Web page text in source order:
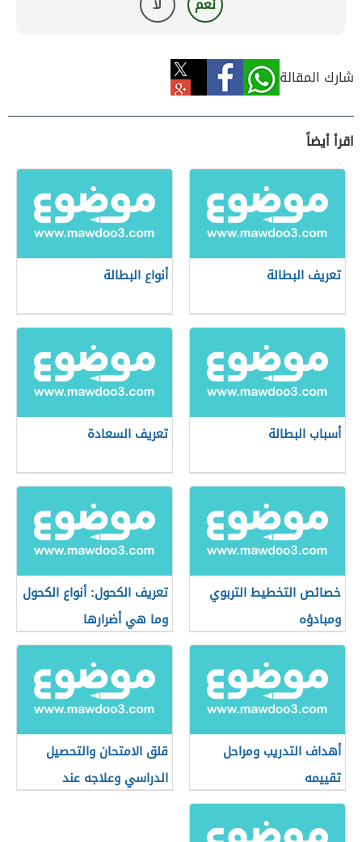
شارك المقالة
اقرأ أيضاً
تعريف البطالة أنواع البطالة
أسباب البطالة تعريف السعادة
خصائص التخطيط التربوي
ومبادؤه
تعريف الكحول: أنواع الكحول
وما هي أضرارها
أهداف التدريب ومراحل
تقييمه
قلق الامتحان والتحصيل
الدراسي وعلاجه عند